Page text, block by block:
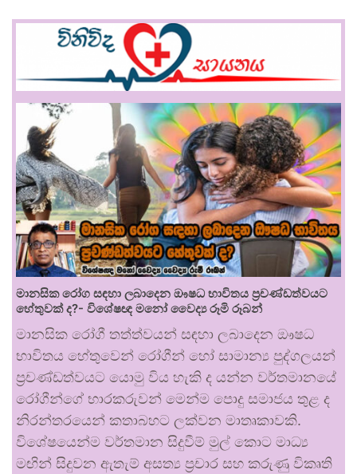
මානසික රෝග සඳහා ලබාදෙන ඖෂධ භාවිතය ප්‍රචණ්ඩත්වයට
හේතුවක් ද?- විශේෂඥ මනෝ වෛද්‍ය රූමි රූබන්
මානසික රෝගී තත්ත්වයන් සඳහා ලබාදෙන ඖෂධ
භාවිතය හේතුවෙන් රෝගීන් හෝ සාමාන්‍ය පුද්ගලයන්
ප්‍රචණ්ඩත්වයට යොමු විය හැකි ද යන්න වර්තමානයේ
රෝගීන්ගේ භාරකරුවන් මෙන්ම පොදු සමාජය තුළ ද
නිරන්තරයෙන් කතාබහට ලක්වන මාතෘකාවකි.
විශේෂයෙන්ම වර්තමාන සිදුවීම් මුල් කොට මාධ්‍ය
මඟින් සිදුවන ඇතැම් අසත්‍ය ප්‍රචාර සහ කරුණු විකෘති